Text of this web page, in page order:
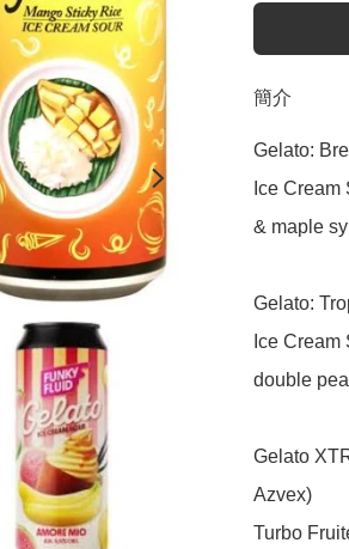
簡介
Gelato:
Ice Cream
& maple
Gelato:
Ice
double
Gelato
Azvex)
Turbo